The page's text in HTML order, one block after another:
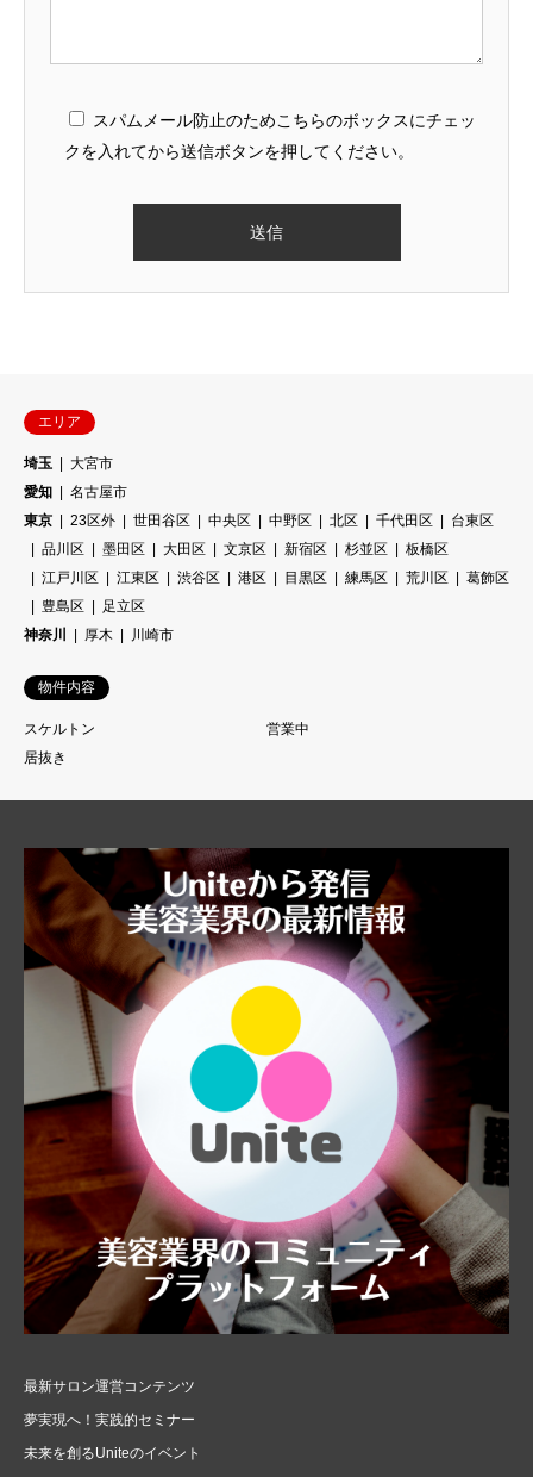
スパムメール防止のためこちらのボックスにチェッ
クを入れてから送信ボタンを押してください。
エリア
埼玉
大宮市
愛知
名古屋市
東京
23区外 世田谷区 中央区 中野区 北区 千代田区
台東区
品川区
墨田区 大田区 文京区 新宿区 杉並区
板橋区
江戸川区
江東区 渋谷区 港区 目黒区 練馬区 荒川区
葛飾区
豊島区
足立区
神奈川
厚木 川崎市
物件内容
スケルトン
営業中
居抜き
最新サロン運営コンテンツ
夢実現へ！実践的セミナー
未来を創るUniteのイベント